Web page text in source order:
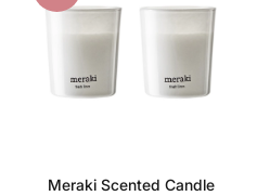
Meraki Scented Candle